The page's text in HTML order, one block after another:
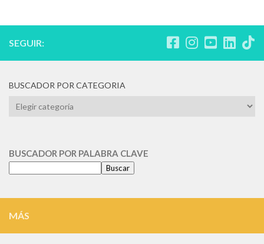
SEGUIR:
BUSCADOR POR CATEGORIA
BUSCADOR
BUSCADOR POR PALABRA CLAVE
Buscar
MÁS